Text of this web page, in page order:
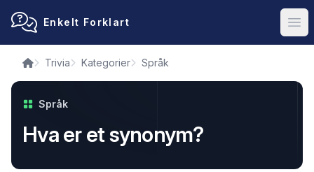
Enkelt Forklart
Trivia Kategorier Språk
Språk
Hva er et synonym?